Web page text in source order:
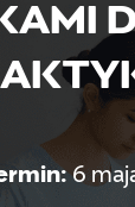
6